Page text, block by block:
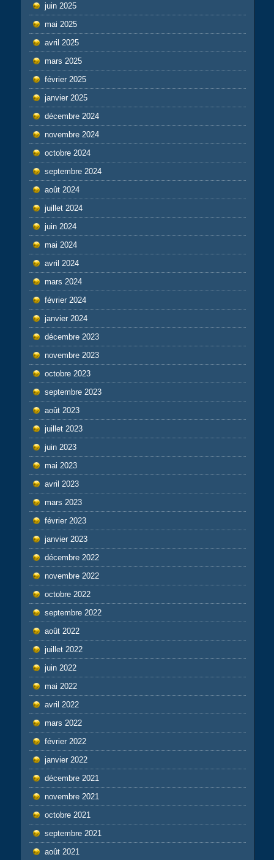
juin 2025
mai 2025
avril 2025
mars 2025
février 2025
janvier 2025
décembre 2024
novembre 2024
octobre 2024
septembre 2024
août 2024
juillet 2024
juin 2024
mai 2024
avril 2024
mars 2024
février 2024
janvier 2024
décembre 2023
novembre 2023
octobre 2023
septembre 2023
août 2023
juillet 2023
juin 2023
mai 2023
avril 2023
mars 2023
février 2023
janvier 2023
décembre 2022
novembre 2022
octobre 2022
septembre 2022
août 2022
juillet 2022
juin 2022
mai 2022
avril 2022
mars 2022
février 2022
janvier 2022
décembre 2021
novembre 2021
octobre 2021
septembre 2021
août 2021